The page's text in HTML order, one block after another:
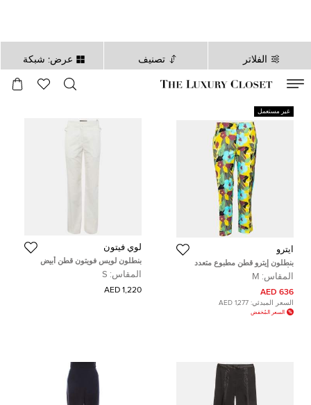
الفلاتر تصنيف عرض: شبكة
ثانية
غير مستعمل
ايترو
بنطلون إيترو قطن مطبوع متعدد
الألوان مقاس متوسط
المقاس: M
636 AED
السعر المبدئي: 1,277 AED
السعر المُخفض
لوي فيتون
بنطلون لويس فويتون قطن أبيض
بقصة مستقيمة مقاس صغير (سمول)
المقاس: S
1,220 AED